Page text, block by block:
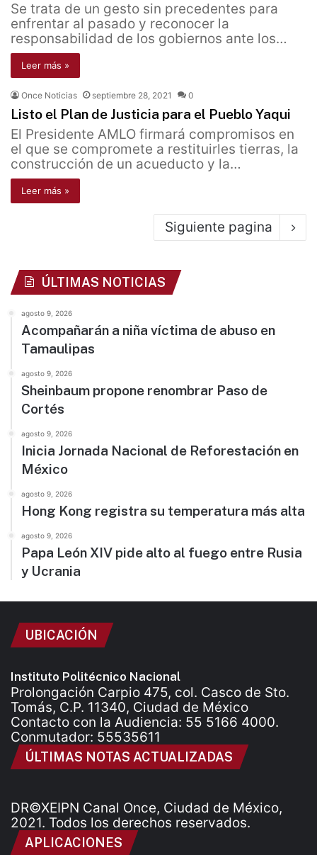
Se trata de un gesto sin precedentes para
enfrentar al pasado y reconocer la
responsabilidad de los gobiernos ante los…
Leer más »
Once Noticias septiembre 28, 2021 0
Listo el Plan de Justicia para el Pueblo Yaqui
El Presidente AMLO firmará compromisos en
el que se compromete a restituirles tierras, la
construcción de un acueducto y la…
Leer más »
Siguiente pagina
ÚLTIMAS NOTICIAS
agosto 9, 2026
Acompañarán a niña víctima de abuso en
Tamaulipas
agosto 9, 2026
Sheinbaum propone renombrar Paso de
Cortés
agosto 9, 2026
Inicia Jornada Nacional de Reforestación en
México
agosto 9, 2026
Hong Kong registra su temperatura más alta
agosto 9, 2026
Papa León XIV pide alto al fuego entre Rusia
y Ucrania
UBICACIÓN
Instituto Politécnico Nacional
Prolongación Carpio 475, col. Casco de Sto.
Tomás, C.P. 11340, Ciudad de México
Contacto con la Audiencia: 55 5166 4000.
Conmutador: 55535611
ÚLTIMAS NOTAS ACTUALIZADAS
DR©XEIPN Canal Once, Ciudad de México,
2021. Todos los derechos reservados.
APLICACIONES